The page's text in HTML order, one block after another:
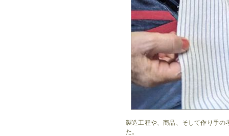
製造工程や、商品、そして作り手の
た。